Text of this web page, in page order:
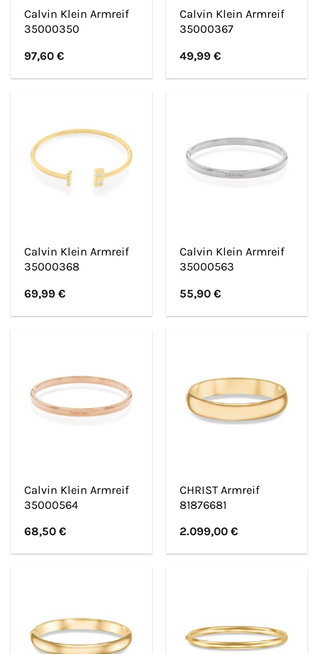
Calvin Klein Armreif
35000350
97,60€
Calvin Klein Armreif
35000367
49,99€
Calvin Klein Armreif
35000368
69,99€
Calvin Klein Armreif
35000563
55,90€
Calvin Klein Armreif
35000564
68,50€
CHRIST Armreif
81876681
2.099,00€